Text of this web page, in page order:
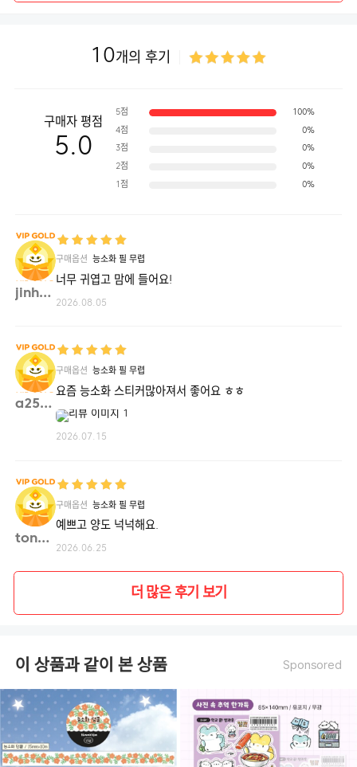
10개의 후기
구매자 평점
5.0
5점 100%
4점 0%
3점 0%
2점 0%
1점 0%
jinhy**
구매옵션 능소화 필 무렵
너무 귀엽고 맘에 들어요!
2026.08.05
a2549**
구매옵션 능소화 필 무렵
요즘 능소화 스티커많아져서 좋어요 ㅎㅎ
2026.07.15
tonky**
구매옵션 능소화 필 무렵
예쁘고 양도 넉넉해요.
2026.06.25
더 많은 후기 보기
이 상품과 같이 본 상품 Sponsored